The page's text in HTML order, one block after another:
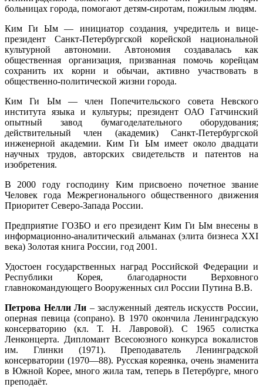
больницах города, помогают детям-сиротам, пожилым людям.
Ким Ги Ым — инициатор создания, учредитель и вице-
президент Санкт-Петербургской корейской национальной
культурной автономии. Автономия создавалась как
общественная организация, призванная помочь корейцам
сохранить их корни и обычаи, активно участвовать в
общественно-политической жизни города.
Ким Ги Ым — член Попечительского совета Невского
института языка и культуры; президент ОАО Гатчинский
опытный завод бумагоделательного оборудования;
действительный член (академик) Санкт-Петербургской
инженерной академии. Ким Ги Ым имеет около двадцати
научных трудов, авторских свидетельств и патентов на
изобретения.
В 2000 году господину Ким присвоено почетное звание
Человек года Межрегионального общественного движения
Приоритет Северо-Запада России.
Предприятие ГОЗБО и его президент Ким Ги Ым внесены в
информационно-аналитический альманах (элита бизнеса XXI
века) Золотая книга России, год 2001.
Удостоен государственных наград Российской Федерации и
Республики Корея, благодарности Верховного
главнокомандующего Вооруженных сил России Путина В.В.
Петрова Нелли Ли – заслуженный деятель искусств России,
оперная певица (сопрано). В 1970 окончила Ленинградскую
консерваторию (кл. Т. Н. Лавровой). С 1965 солистка
Ленконцерта. Дипломант Всесоюзного конкурса вокалистов
им. Глинки (1971). Преподаватель Ленинградской
консерватории (1970—88). Русская кореянка, очень знаменита
в Южной Корее, много жила там, теперь в Петербурге, много
преподаёт.